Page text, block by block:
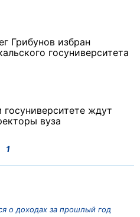
о доходах за прошлый год
Грибунов избран
госуниверситета
ждут
вуза
1